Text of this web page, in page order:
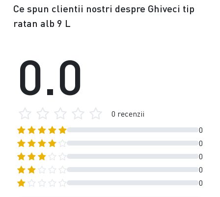
Ce spun clientii nostri despre Ghiveci tip
ratan alb 9 L
0
0
0
0
0
0.0
0 recenzii